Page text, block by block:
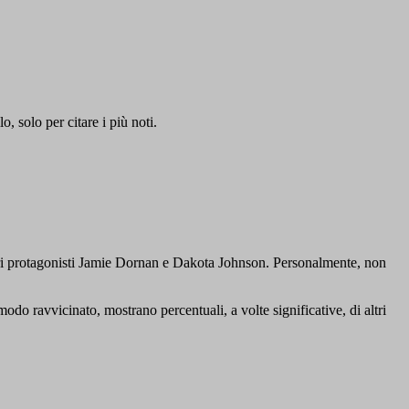
solo per citare i più noti.
Jamie Dornan e Dakota Johnson. Personalmente, non
ravvicinato, mostrano percentuali, a volte significative, di altri